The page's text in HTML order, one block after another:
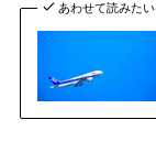
あわせて読みたい